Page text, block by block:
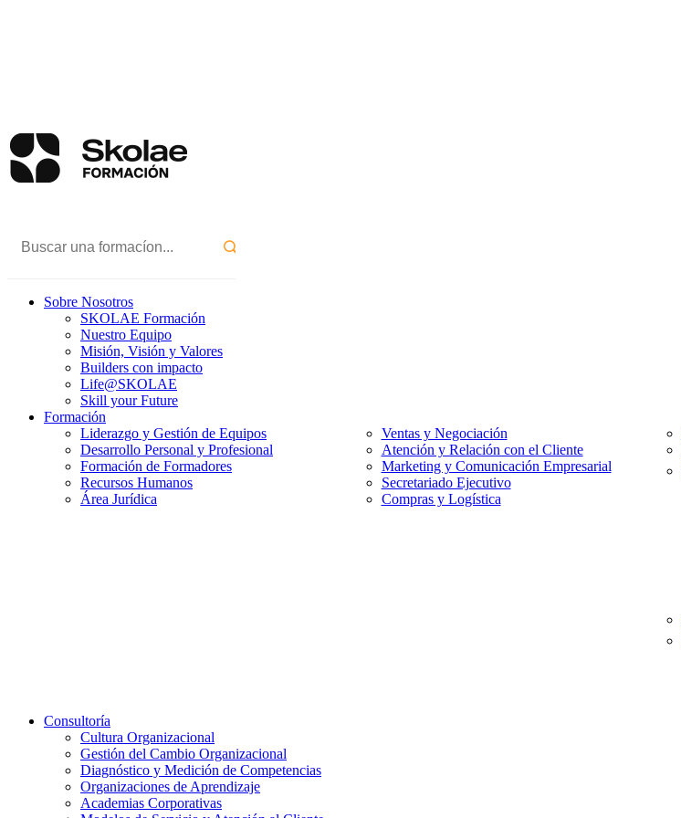
Sobre Nosotros
SKOLAE Formación
Nuestro Equipo
Misión, Visión y Valores
Builders con impacto
Life@SKOLAE
Skill your Future
Formación
Liderazgo y Gestión de Equipos
Desarrollo Personal y Profesional
Formación de Formadores
Recursos Humanos
Área Jurídica
Ventas y Negociación
Atención y Relación con el Cliente
Marketing y Comunicación Empresarial
Secretariado Ejecutivo
Compras y Logística
Consultoría
Cultura Organizacional
Gestión del Cambio Organizacional
Diagnóstico y Medición de Competencias
Organizaciones de Aprendizaje
Academias Corporativas